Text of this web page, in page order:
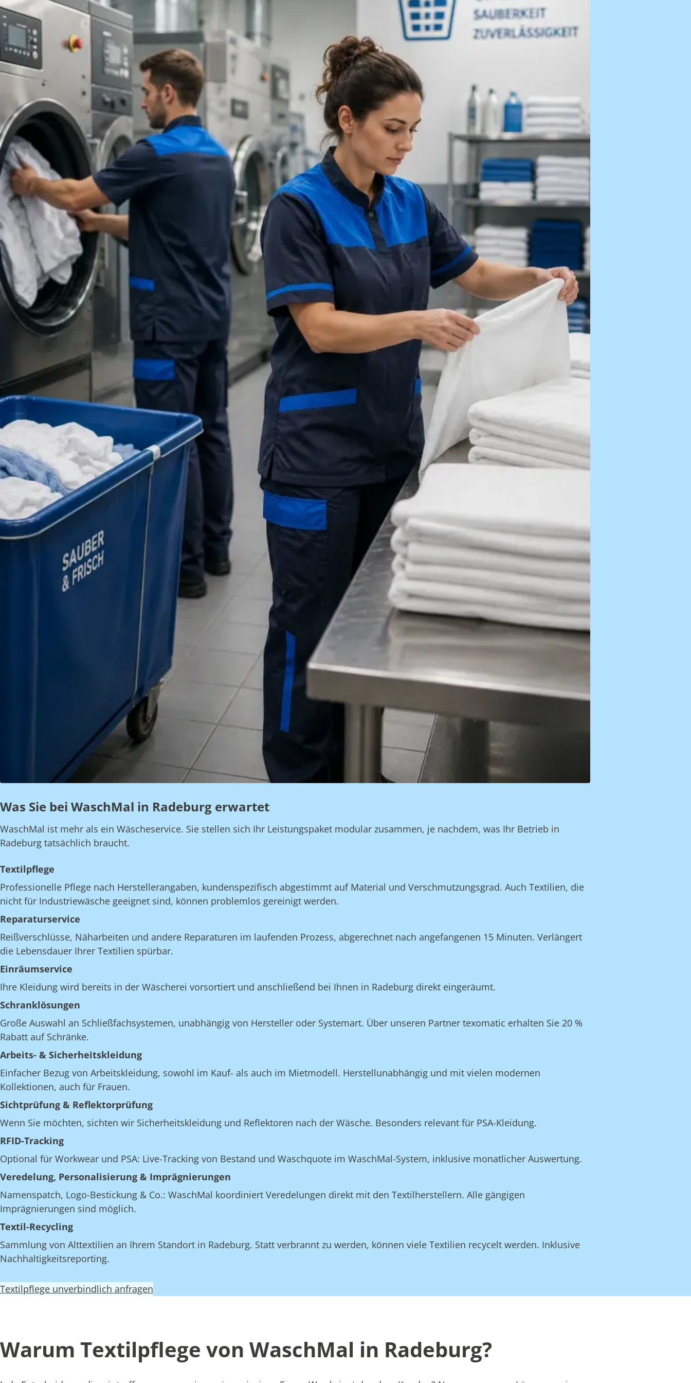
Was Sie bei WaschMal in Radeburg erwartet
WaschMal ist mehr als ein Wäscheservice. Sie stellen sich Ihr Leistungspaket modular zusammen, je nachdem, was Ihr Betrieb in
Radeburg tatsächlich braucht.
Textilpflege
Professionelle Pflege nach Herstellerangaben, kundenspezifisch abgestimmt auf Material und Verschmutzungsgrad. Auch Textilien, die
nicht für Industriewäsche geeignet sind, können problemlos gereinigt werden.
Reparaturservice
Reißverschlüsse, Näharbeiten und andere Reparaturen im laufenden Prozess, abgerechnet nach angefangenen 15 Minuten. Verlängert
die Lebensdauer Ihrer Textilien spürbar.
Einräumservice
Ihre Kleidung wird bereits in der Wäscherei vorsortiert und anschließend bei Ihnen in Radeburg direkt eingeräumt.
Schranklösungen
Große Auswahl an Schließfachsystemen, unabhängig von Hersteller oder Systemart. Über unseren Partner texomatic erhalten Sie 20 %
Rabatt auf Schränke.
Arbeits- & Sicherheitskleidung
Einfacher Bezug von Arbeitskleidung, sowohl im Kauf- als auch im Mietmodell. Herstellunabhängig und mit vielen modernen
Kollektionen, auch für Frauen.
Sichtprüfung & Reflektorprüfung
Wenn Sie möchten, sichten wir Sicherheitskleidung und Reflektoren nach der Wäsche. Besonders relevant für PSA-Kleidung.
RFID-Tracking
Optional für Workwear und PSA: Live-Tracking von Bestand und Waschquote im WaschMal-System, inklusive monatlicher Auswertung.
Veredelung, Personalisierung & Imprägnierungen
Namenspatch, Logo-Bestickung & Co.: WaschMal koordiniert Veredelungen direkt mit den Textilherstellern. Alle gängigen
Imprägnierungen sind möglich.
Textil-Recycling
Sammlung von Alttextilien an Ihrem Standort in Radeburg. Statt verbrannt zu werden, können viele Textilien recycelt werden. Inklusive
Nachhaltigkeitsreporting.
Textilpflege unverbindlich anfragen
Warum Textilpflege von WaschMal in Radeburg?